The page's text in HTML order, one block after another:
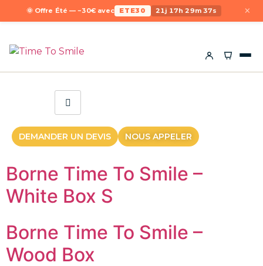
🌞 Offre Été — −30€ avec ETE30 21j 17h 29m 37s ×
DEMANDER UN DEVIS NOUS APPELER
Borne Time To Smile –
White Box S
Borne Time To Smile –
Wood Box